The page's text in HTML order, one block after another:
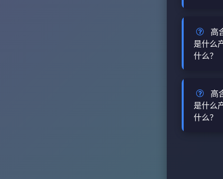
查看详情
琥珀酸
珀酸二
子表面
查看详情
琥珀酸
活性剂
性物含
577-11-
酯钠，
高
是什么
什么？
琥珀酸
的高效
渗透、
高
是什么
什么？